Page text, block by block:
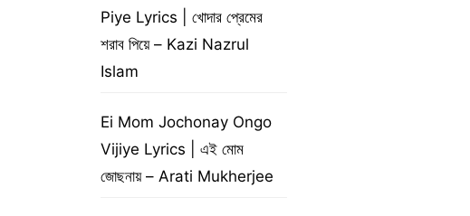
Piye Lyrics | খোদার প্রেমের
শরাব পিয়ে – Kazi Nazrul
Islam
Ei Mom Jochonay Ongo
Vijiye Lyrics | এই মোম
জোছনায় – Arati Mukherjee